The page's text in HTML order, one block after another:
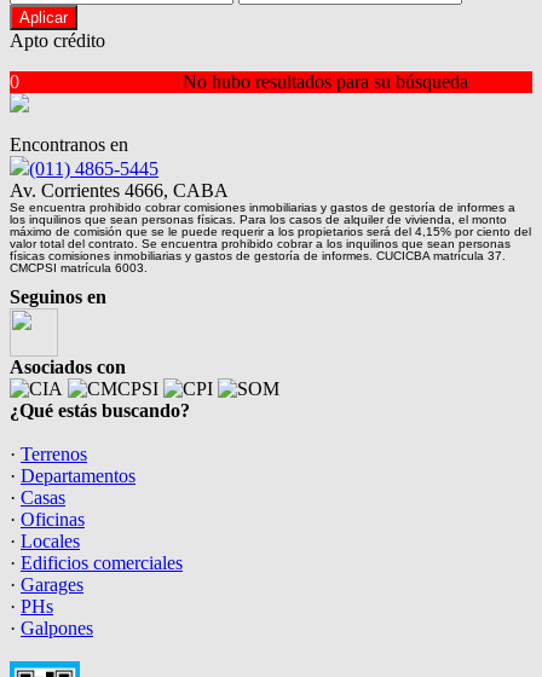
Aplicar
Apto crédito
No hubo resultados para su búsqueda
0
Encontranos en
(011) 4865-5445
Av. Corrientes 4666, CABA
Se encuentra prohibido cobrar comisiones inmobiliarias y gastos de gestoría de informes a
los inquilinos que sean personas físicas. Para los casos de alquiler de vivienda, el monto
máximo de comisión que se le puede requerir a los propietarios será del 4,15% por ciento del
valor total del contrato. Se encuentra prohibido cobrar a los inquilinos que sean personas
físicas comisiones inmobiliarias y gastos de gestoría de informes. CUCICBA matrícula 37.
CMCPSI matrícula 6003.
Seguinos en
Asociados con
¿Qué estás buscando?
· Terrenos
· Departamentos
· Casas
· Oficinas
· Locales
· Edificios comerciales
· Garages
· PHs
· Galpones